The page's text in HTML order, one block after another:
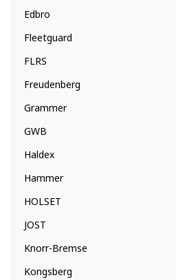
Edbro
Fleetguard
FLRS
Freudenberg
Grammer
GWB
Haldex
Hammer
HOLSET
JOST
Knorr-Bremse
Kongsberg